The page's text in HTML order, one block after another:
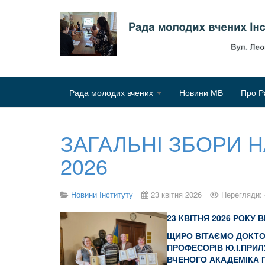
Рада молодих вчених Новини МВ Про
ЗАГАЛЬНІ ЗБОРИ
2026
Новини Інституту 23 квітня 2026 Перегляди:
23 КВІТНЯ 2026 РОКУ
ЩИРО ВІТАЄМО
ПРОФЕСОРІВ
ВЧЕНОГО АКАДЕМІКА